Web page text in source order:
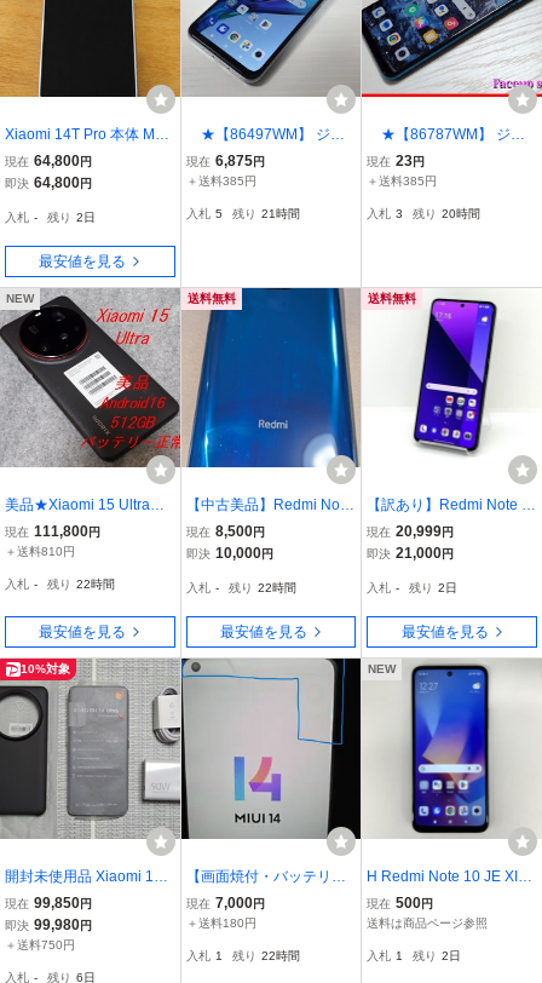
Xiaomi 14T Pro 本体 Mag
safe対応ケース、未使用
フィルム付
現在 64,800円
即決 64,800円
入札 - 残り 2日
最安値を見る
★【86497WM】 ジャ
ンク au XIG02 Xiaomi Re
dmi Note 10 JE クローム
現在 6,875円
＋送料385円
入札 5 残り 21時間
★【86787WM】 ジャ
ンク Xiaomi Redmi Note
9S M2003J6A1R ブルー
現在 23円
＋送料385円
入札 3 残り 20時間
NEW
美品★Xiaomi 15 Ultra★
6.73インチ ★メモリー16
GB ストレージ512GB ブ
現在 111,800円
＋送料810円
入札 - 残り 22時間
最安値を見る
送料無料
【中古美品】Redmi Note
9S オーロラブルー 128G
B
現在 8,500円
即決 10,000円
入札 - 残り 22時間
最安値を見る
送料無料
【訳あり】Redmi Note 1
3 Pro 5G XIG05 au SIMフ
リー 256GB／8GB ミッド
ロム スマホ本体 送料無料
中古 S611
現在 20,999円
即決 21,000円
入札 - 残り 2日
最安値を見る
10%対象
開封未使用品 Xiaomi 14
Ultra 16GB 512GB 国内版
SIMフリー 24030PN60G
ブラック 画面内指紋 顔認
現在 99,850円
即決 99,980円
＋送料750円
入札 - 残り 6日
【画面焼付・バッテリー
消耗ジャンク】Xiaomi Mi
11 Lite 5G メモリー6GB
グリーン SIMフリー
現在 7,000円
＋送料180円
入札 1 残り 22時間
NEW
H Redmi Note 10 JE XIG
02 64GB 初期化済み アク
ティベーションロック無
スマホ au モノトク
現在 500円
送料は商品ページ参照
入札 1 残り 2日